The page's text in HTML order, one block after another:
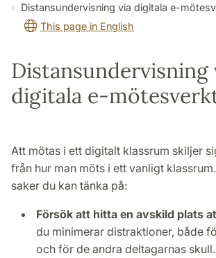
Distansundervisning via digitala e-
This page in English
Distansundervisning
digitala e-
Att mötas i ett digitalt klassrum skiljer
från hur man möts i ett vanligt
saker du kan tänka på:
Försök att hitta en avskild plats
du minimerar distraktioner, både
och för de andra deltagarnas